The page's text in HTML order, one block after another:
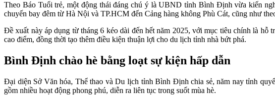
Theo Báo Tuổi trẻ, một động thái đáng chú ý là UBND tỉnh Bình Định vừa kiến
chuyến bay đêm từ Hà Nội và TP.HCM đến Cảng hàng không Phù Cát, cũng như
Đề xuất này áp dụng từ tháng 6 kéo dài đến hết năm 2025, với mục tiêu chính là hỗ
cao điểm, đồng thời tạo thêm điều kiện thuận lợi cho du lịch tỉnh nhà bứt phá.
Bình Định chào hè bằng loạt sự kiện hấp dẫn
Đại diện Sở Văn hóa, Thể thao và Du lịch tỉnh Bình Định chia sẻ, năm nay tỉnh
gồm nhiều hoạt động phong phú, diễn ra liên tục trong suốt mùa hè.